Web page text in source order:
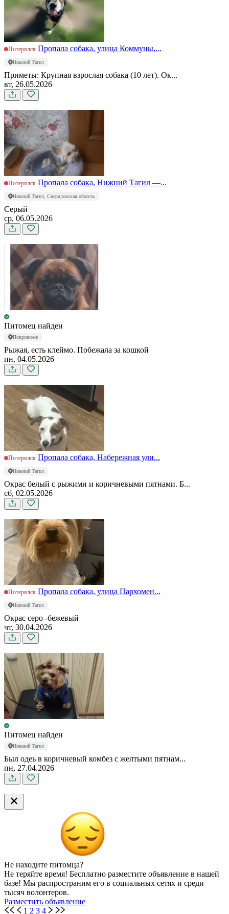
Потерялся Пропала собака, улица Коммуны,...
Нижний Тагил
Приметы: Крупная взрослая собака (10 лет). Ок...
вт, 26.05.2026
Потерялся Пропала собака, Нижний Тагил —...
Нижний Тагил, Свердловская область
Серый
ср, 06.05.2026
Питомец найден
Покровское
Рыжая, есть клеймо. Побежала за кошкой
пн, 04.05.2026
Потерялся Пропала собака, Набережная ули...
Нижний Тагил
Окрас белый с рыжими и коричневыми пятнами. Б...
сб, 02.05.2026
Потерялся Пропала собака, улица Пархомен...
Нижний Тагил
Окрас серо -бежевый
чт, 30.04.2026
Питомец найден
Нижний Тагил
Был одеь в коричневый комбез с желтыми пятнам...
пн, 27.04.2026
Не находите питомца?
Не теряйте время! Бесплатно разместите объявление в нашей
базе! Мы распространим его в социальных сетях и среди
тысяч волонтеров.
Разместить объявление
1 2 3 4